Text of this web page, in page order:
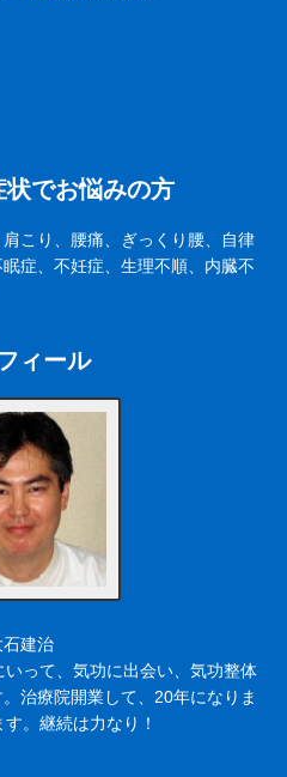
状でお悩みの方
こり、腰痛、ぎっくり腰、自律
症、不妊症、生理不順、内臓不
ィール
石建治
って、気功に出会い、気功整体
治療院開業して、20年になりま
。継続は力なり！